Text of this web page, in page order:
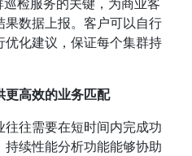
检服务的关键，为商业客
果数据上报。客户可以自行
化建议，保证每个集群持
更高效的业务匹配
往需要在短时间内完成功
续性能分析功能能够协助